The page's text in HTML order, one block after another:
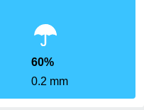
60%
0.2 mm